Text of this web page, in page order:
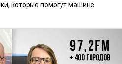
которые помогут машине